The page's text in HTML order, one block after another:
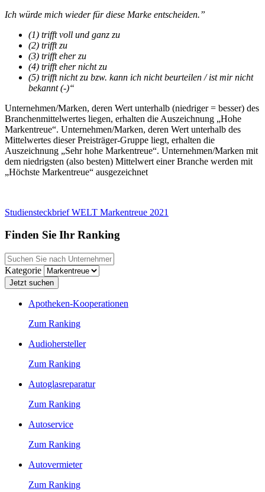
Ich würde mich wieder für diese Marke entscheiden.”
(1) trifft voll und ganz zu
(2) trifft zu
(3) trifft eher zu
(4) trifft eher nicht zu
(5) trifft nicht zu bzw. kann ich nicht beurteilen / ist mir nicht
bekannt (-)“
Unternehmen/Marken, deren Wert unterhalb (niedriger = besser) des
Branchenmittelwertes liegen, erhalten die Auszeichnung „Hohe
Markentreue“. Unternehmen/Marken, deren Wert unterhalb des
Mittelwertes dieser Preisträger-Gruppe liegt, erhalten die
Auszeichnung „Sehr hohe Markentreue“. Unternehmen/Marken mit
dem niedrigsten (also besten) Mittelwert einer Branche werden mit
„Höchste Markentreue“ ausgezeichnet
Studiensteckbrief WELT Markentreue 2021
Finden Sie Ihr Ranking
Kategorie
Apotheken-Kooperationen
Zum Ranking
Audiohersteller
Zum Ranking
Autoglasreparatur
Zum Ranking
Autoservice
Zum Ranking
Autovermieter
Zum Ranking